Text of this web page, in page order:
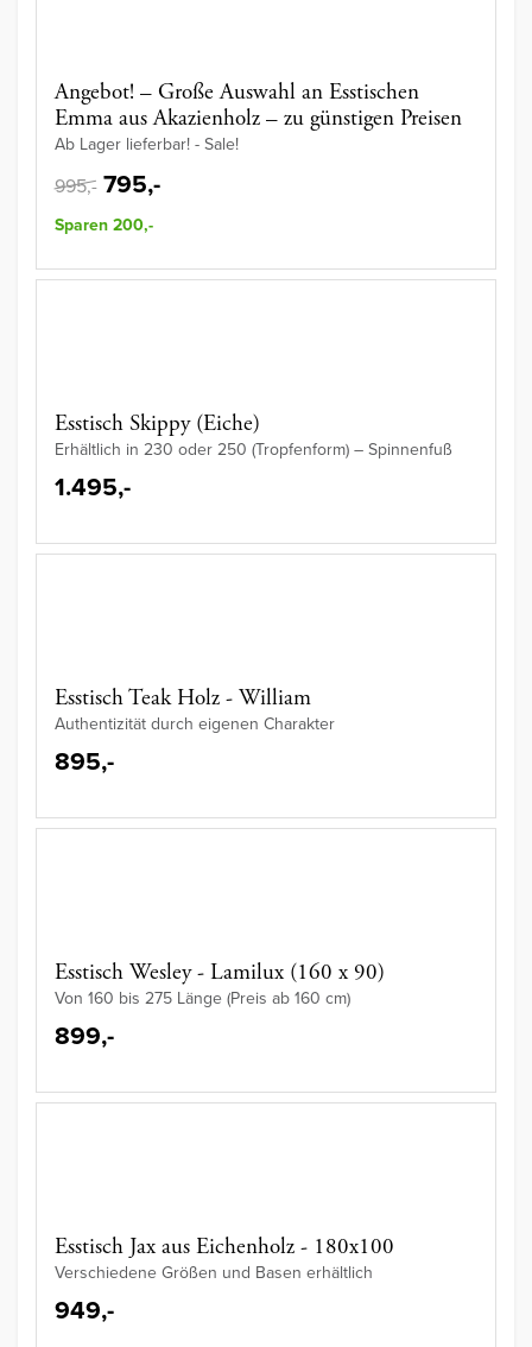
Angebot! – Große Auswahl an Esstischen
Emma aus Akazienholz – zu günstigen Preisen
Ab Lager lieferbar! - Sale!
995,- 795,-
Sparen 200,-
Esstisch Skippy (Eiche)
Erhältlich in 230 oder 250 (Tropfenform) – Spinnenfuß
1.495,-
Esstisch Teak Holz - William
Authentizität durch eigenen Charakter
895,-
Esstisch Wesley - Lamilux (160 x 90)
Von 160 bis 275 Länge (Preis ab 160 cm)
899,-
Esstisch Jax aus Eichenholz - 180x100
Verschiedene Größen und Basen erhältlich
949,-